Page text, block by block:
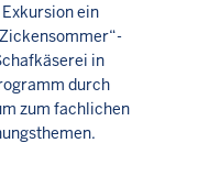
ein
in
durch
zum fachlichen